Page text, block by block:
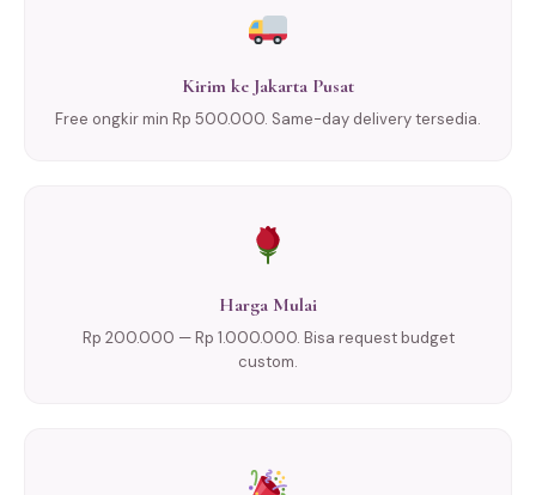
Kirim ke Jakarta Pusat
Free ongkir min Rp 500.000. Same-day delivery tersedia.
Harga Mulai
Rp 200.000 — Rp 1.000.000. Bisa request budget
custom.